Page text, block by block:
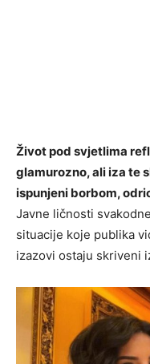
Život pod svjetlima
glamurozno, ali iza te
ispunjeni borbom,
Javne ličnosti
situacije koje publika
izazovi ostaju skriveni